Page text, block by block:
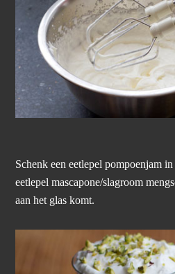
Schenk een eetlepel pompoenjam
eetlepel mascapone/slagroom
aan het glas komt.